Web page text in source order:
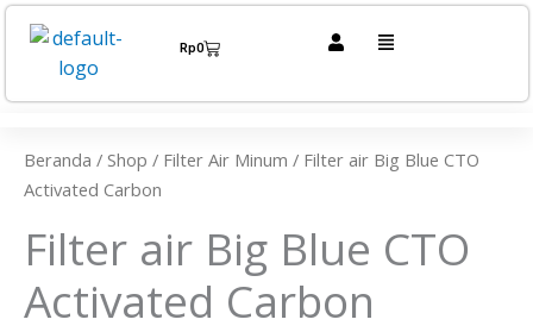
Lewati
konten
Rp0Cart Menu
Beranda / Shop / Filter Air Minum / Filter air Big Blue CTO
Activated Carbon
Filter air Big Blue CTO
Activated Carbon
air
Big
CTO
Activated
Carbon